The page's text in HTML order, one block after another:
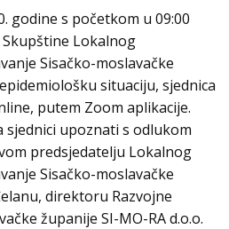
godine s početkom u 09:00
Lokalnog
Sisačko-moslavačke
situaciju, sjednica
putem Zoom aplikacije.
sjednici upoznati s odlukom
predsjedatelju Lokalnog
Sisačko-moslavačke
direktoru Razvojne
županije SI-MO-RA d.o.o.